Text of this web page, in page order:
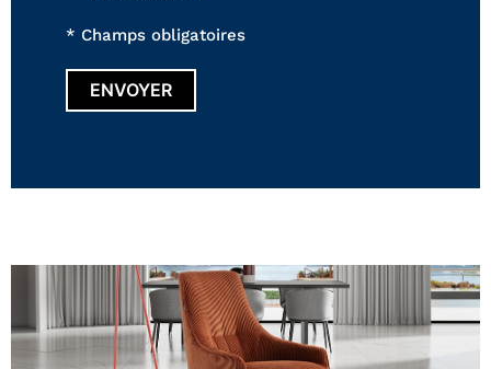
* Champs obligatoires